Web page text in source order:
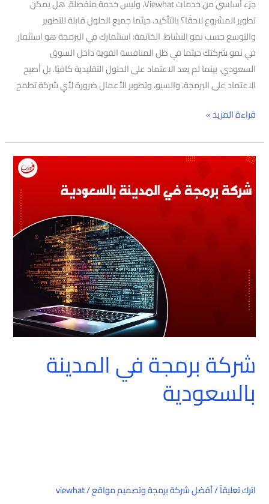
جزء أساسي من خدمات Viewhat، وليس خدمة منفصلة. هل يمكن
تطوير المشروع لاحقًا؟ بالتأكيد، حيثما جميع الحلول قابلة للتطوير
والتوسع حسب نمو النشاط. الخاتمة: استثمارك في البرمجة هو استثمار
في نمو شركتك حيثما في ظل المنافسة القوية داخل السوق
السعودي، بينما لم يعد الاعتماد على الحلول التقليدية كافيًا. بل أصبح
الاعتماد على البرمجة، والسيو، وتطوير الأعمال ضرورة لأي شركة تطمح
قراءة المزيد »
شركة برمجة في المدينة
بالسعودية
اترك تعليقاً/أفضل شركة برمجة وتصميم مواقع/
viewhat
شركة
برمجة
في